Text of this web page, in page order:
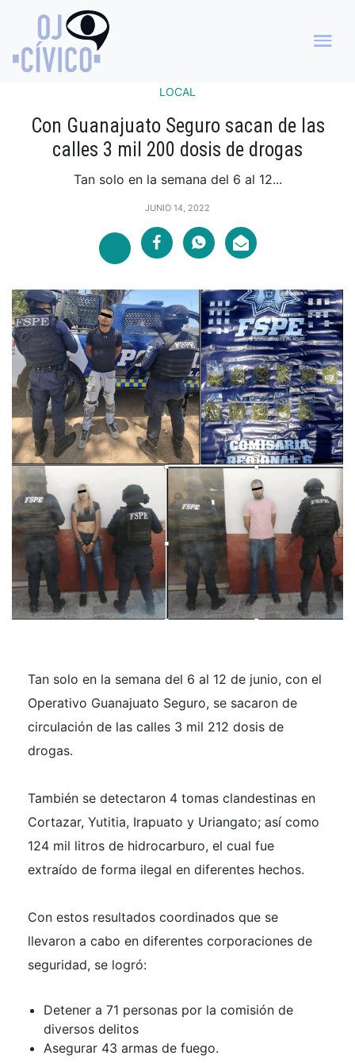
LOCAL
Con Guanajuato Seguro sacan de las
calles 3 mil 200 dosis de drogas
Tan solo en la semana del 6 al 12...
JUNIO 14, 2022
Tan solo en la semana del 6 al 12 de junio, con el
Operativo Guanajuato Seguro, se sacaron de
circulación de las calles 3 mil 212 dosis de
drogas.
También se detectaron 4 tomas clandestinas en
Cortazar, Yutitia, Irapuato y Uriangato; así como
124 mil litros de hidrocarburo, el cual fue
extraído de forma ilegal en diferentes hechos.
Con estos resultados coordinados que se
llevaron a cabo en diferentes corporaciones de
seguridad, se logró:
Detener a 71 personas por la comisión de
diversos delitos
Asegurar 43 armas de fuego.